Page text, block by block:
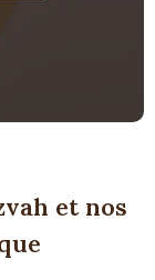
et nos